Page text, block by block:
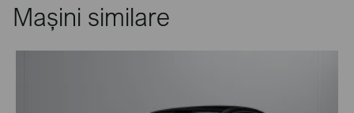
Mașini similare